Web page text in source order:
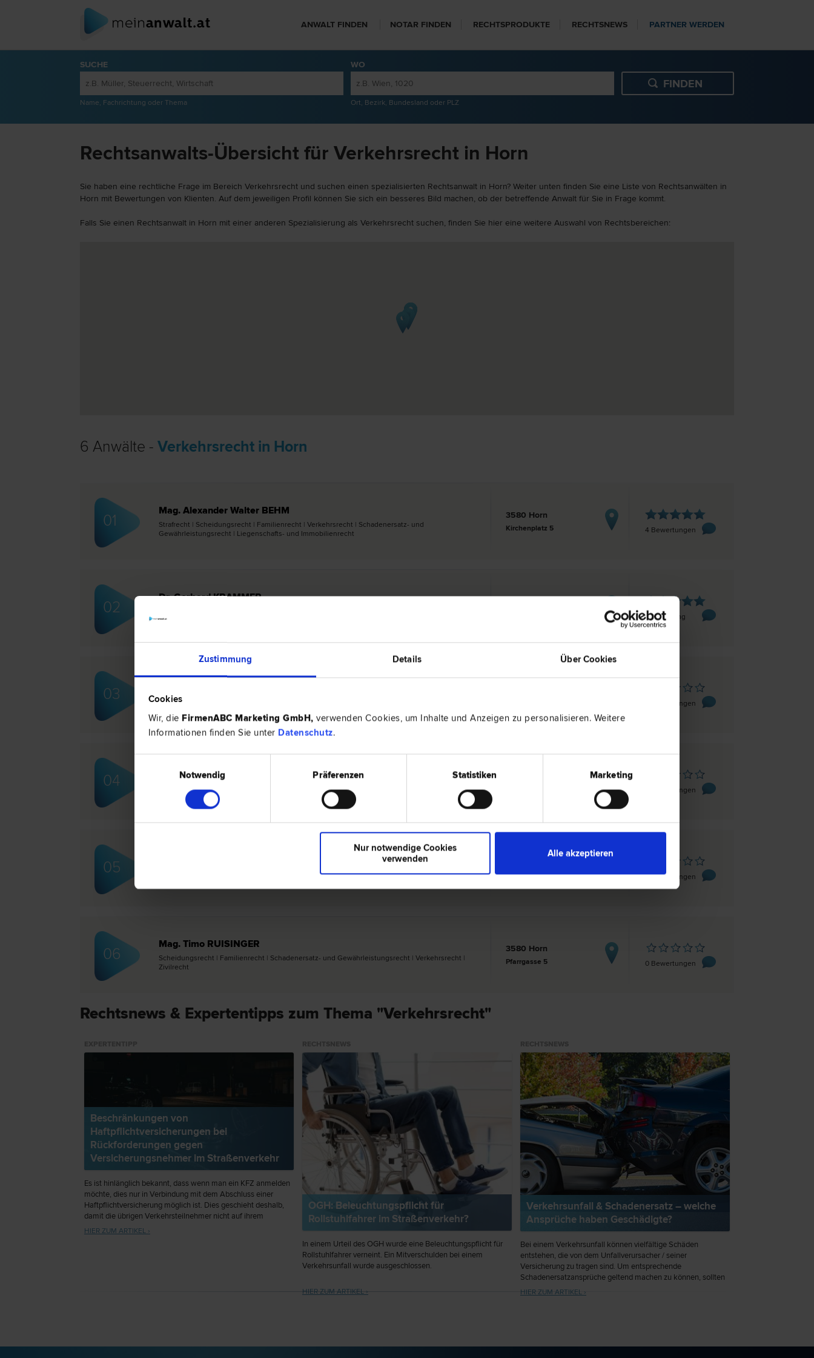
Zustimmung Details Über Cookies
Cookies
Wir, die FirmenABC Marketing GmbH, verwenden Cookies, um Inhalte und Anzeigen zu personalisieren. Weitere
Informationen finden Sie unter Datenschutz.
Notwendig
Präferenzen Statistiken Marketing
Nur notwendige Cookies
verwenden
Alle akzeptieren
ANWALT FINDEN NOTAR FINDEN RECHTSPRODUKTE RECHTSNEWS PARTNER WERDEN
SUCHE
Name, Fachrichtung oder Thema
WO
Ort, Bezirk, Bundesland oder PLZ
Rechtsanwalts-Übersicht für Verkehrsrecht in Horn
Sie haben eine rechtliche Frage im Bereich Verkehrsrecht und suchen einen spezialisierten Rechtsanwalt in Horn? Weiter unten finden Sie eine Liste von Rechtsanwälten in
Horn mit Bewertungen von Klienten. Auf dem jeweiligen Profil können Sie sich ein besseres Bild machen, ob der betreffende Anwalt für Sie in Frage kommt.
Falls Sie einen Rechtsanwalt in Horn mit einer anderen Spezialisierung als Verkehrsrecht suchen, finden Sie hier eine weitere Auswahl von Rechtsbereichen:
6 Anwälte - Verkehrsrecht in Horn
01
Mag. Alexander Walter BEHM
Straf­recht | Scheidungs­recht | Familien­recht | Verkehrs­recht | Schadenersatz- und
Gewährleistungs­recht | Liegenschafts- und Immobilien­recht
3580 Horn
Kirchenplatz 5 4 Bewertungen
02
Dr. Gerhard KRAMMER
| Scheidungs­recht
1 Bewertung
03
Schadenersatz- und Gewährleistungs­recht | Verkehrs­recht | Versicherungs­recht | Familien­recht
0 Bewertungen
04
Mag. Johannes POLT
0 Bewertungen
05
Schadenersatz- und Gewährleistungs­recht | Verkehrs­recht | Versicherungs­recht | Familien­recht
Pfarrgasse 7 0 Bewertungen
06
Mag. Timo RUISINGER
Scheidungs­recht | Familien­recht | Schadenersatz- und Gewährleistungs­recht | Verkehrs­recht |
Zivil­recht
3580 Horn
Pfarrgasse 5 0 Bewertungen
Rechtsnews & Expertentipps zum Thema "Verkehrsrecht"
Beschränkungen von
Haftpflichtversicherungen bei
Rückforderungen gegen
Versicherungsnehmer im Straßenverkehr
Es ist hinlänglich bekannt, dass wenn man ein KFZ anmelden
möchte, dies nur in Verbindung mit dem Abschluss einer
Haftpflichtversicherung möglich ist. Dies geschieht deshalb,
damit die übrigen Verkehrsteilnehmer nicht auf ihrem
Schaden „sitzen bleiben“, wenn ihnen ein anderer – persönlich
HIER ZUM ARTIKEL ›
OGH: Beleuchtungspflicht für
Rollstuhlfahrer im Straßenverkehr?
In einem Urteil des OGH wurde eine Beleuchtungspflicht für
Rollstuhlfahrer verneint. Ein Mitverschulden bei einem
Verkehrsunfall wurde ausgeschlossen.
HIER ZUM ARTIKEL ›
Verkehrsunfall & Schadenersatz – welche
Ansprüche haben Geschädigte?
Bei einem Verkehrsunfall können vielfältige Schäden
entstehen, die von dem Unfallverursacher / seiner
Versicherung zu tragen sind. Um entsprechende
Schadenersatzansprüche geltend machen zu können, sollten
Sie bereits unmittelbar nach dem Unfall mit dem Sammeln
von Beweisen beginnen. Neben Ersatzansprüchen in Bezug
HIER ZUM ARTIKEL ›